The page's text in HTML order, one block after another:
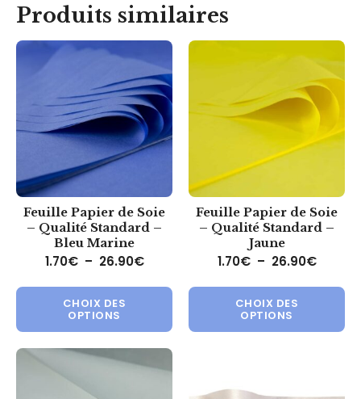
Produits similaires
Feuille Papier de Soie
– Qualité Standard –
Bleu Marine
1.70€ – 26.90€Plage de prix : 1.70€ à 26.90€
CHOIX DES
OPTIONS
Ce produit a plusieurs
Feuille Papier de Soie
– Qualité Standard –
Jaune
1.70€ – 26.90€Plage
CHOIX DES
OPTIONS